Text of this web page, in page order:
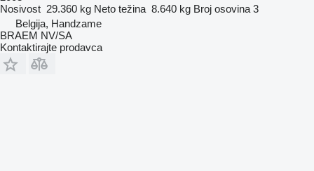
Nosivost 29.360 kg Neto težina 8.640 kg Broj osovina 3
Belgija, Handzame
BRAEM NV/SA
Kontaktirajte prodavca